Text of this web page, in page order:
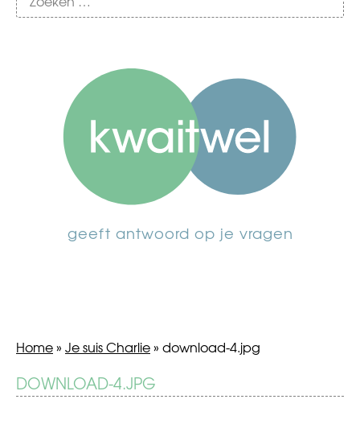
geeft antwoord op je vragen
Home» Je suis Charlie» download-4.jpg
DOWNLOAD-4.JPG
BERICHT
NAVIGATIE
Je
suis